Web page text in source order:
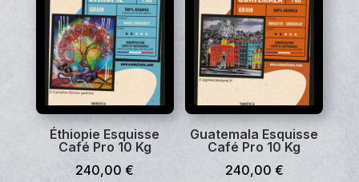
plus
ancien
Éthiopie Esquisse
Café Pro 10 Kg
240,00€
Guatemala Esquisse
Café Pro 10 Kg
240,00 €